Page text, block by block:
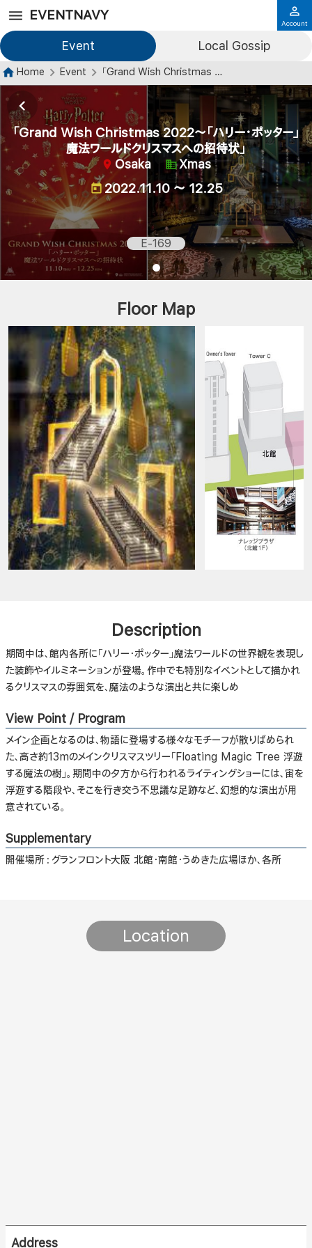
EVENTNAVY
Event Local Gossip
Account
Home Event 「Grand Wish Christmas 2022〜「ハリー・ポッター」魔法ワールドクリスマスへの招待状」
「Grand Wish Christmas 2022〜「ハリー・ポッター」
魔法ワールドクリスマスへの招待状」
Osaka Xmas
2022.11.10 ～ 12.25
E-169
Floor Map
Description
期間中は、館内各所に「ハリー・ポッター」魔法ワールドの世界観を表現し
た装飾やイルミネーションが登場。作中でも特別なイベントとして描かれ
るクリスマスの雰囲気を、魔法のような演出と共に楽しめ
View Point / Program
メイン企画となるのは、物語に登場する様々なモチーフが散りばめられ
た、高さ約13mのメインクリスマスツリー「Floating Magic Tree 浮遊
する魔法の樹」。期間中の夕方から行われるライティングショーには、宙を
浮遊する階段や、そこを行き交う不思議な足跡など、幻想的な演出が用
意されている。
Supplementary
開催場所：グランフロント大阪 北館・南館・うめきた広場ほか、各所
Location
Address